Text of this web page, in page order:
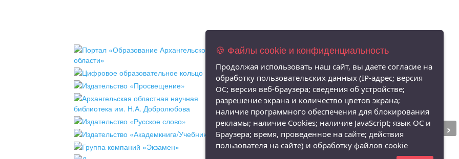
›
🍪 Файлы cookie и конфиденциальность
Продолжая использовать наш сайт, вы даете согласие на
обработку пользовательских данных (IP-адрес; версия
ОС; версия веб-браузера; сведения об устройстве;
разрешение экрана и количество цветов экрана;
наличие программного обеспечения для блокирования
рекламы; наличие Cookies; наличие JavaScript; язык ОС и
Браузера; время, проведенное на сайте; действия
пользователя на сайте) и обработку файлов cookie